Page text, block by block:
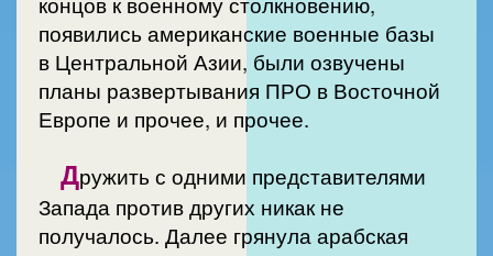
появились американские военные базы
в Центральной Азии, были озвучены
планы развертывания ПРО в Восточной
Европе и прочее, и прочее.
Дружить с одними представителями
Запада против других никак не
получалось. Далее грянула арабская